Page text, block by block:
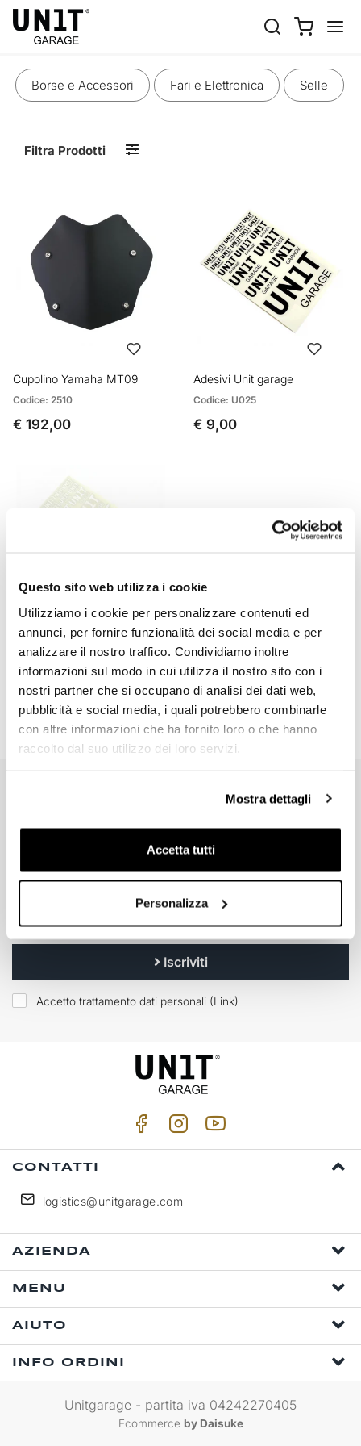
Questo sito web utilizza i cookie
Utilizziamo i cookie per personalizzare contenuti ed
annunci, per fornire funzionalità dei social media e per
analizzare il nostro traffico. Condividiamo inoltre
informazioni sul modo in cui utilizza il nostro sito con i
nostri partner che si occupano di analisi dei dati web,
pubblicità e social media, i quali potrebbero combinarle
con altre informazioni che ha fornito loro o che hanno
raccolto dal suo utilizzo dei loro servizi.
Mostra dettagli
Accetta tutti
Personalizza
CARROZZERIA
Borse e Accessori Fari e Elettronica Selle
Filtra Prodotti
Cupolino Yamaha MT09
Codice: 2510
€ 192,00
Adesivi Unit garage
Codice: U025
€ 9,00
Adesivi Unit Garage Bianchi
Codice: U025_WH
€ 9,00
EMAIL NEWSLETTER
Iscriviti
Accetto trattamento dati personali (Link)
CONTATTI
logistics@unitgarage.com
AZIENDA
MENU
AIUTO
INFO ORDINI
Unitgarage - partita iva 04242270405
Ecommerce by Daisuke